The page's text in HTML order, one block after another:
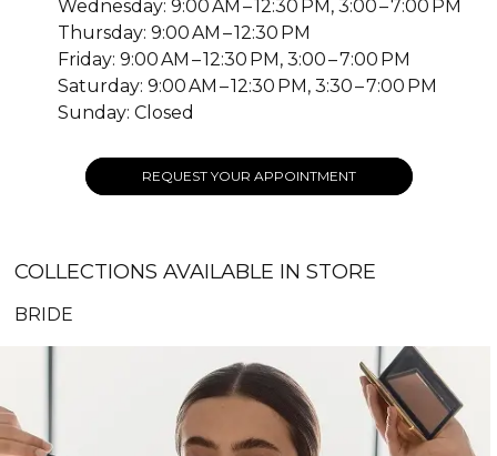
Wednesday: 9:00 AM – 12:30 PM, 3:00 – 7:00 PM
Thursday: 9:00 AM – 12:30 PM
Friday: 9:00 AM – 12:30 PM, 3:00 – 7:00 PM
Saturday: 9:00 AM – 12:30 PM, 3:30 – 7:00 PM
Sunday: Closed
REQUEST YOUR APPOINTMENT
COLLECTIONS AVAILABLE IN STORE
BRIDE